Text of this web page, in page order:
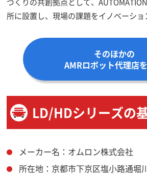
所に設置し、現場の課題をイノベーショ
そのほかの
AMRロボット代理店
LD/HDシリーズの
メーカー名：オムロン株式会社
所在地：京都市下京区塩小路通堀